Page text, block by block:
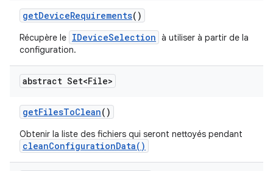
getDeviceRequirements()
Récupère le IDeviceSelection à utiliser à partir de la
configuration.
abstract Set<File>
getFilesToClean()
Obtenir la liste des fichiers qui seront nettoyés pendant
cleanConfigurationData()